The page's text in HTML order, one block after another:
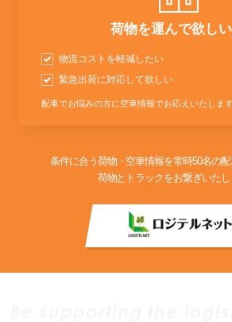
荷物を運んで欲し
物流コストを軽減したい
緊急出荷に対応して欲しい
配車でお悩みの方に空車情報でお応えいたします
条件に合う荷物・空車情報を常時50名の
荷物とトラックをお繋ぎいたし